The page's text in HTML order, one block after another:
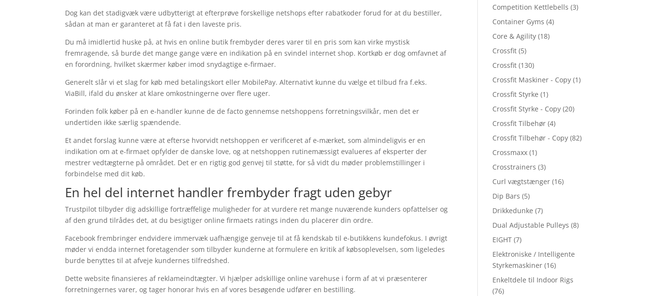
Dog kan det stadigvæk være udbytterigt at efterprøve forskellige netshops efter rabatkoder forud for at du bestiller,
sådan at man er garanteret at få fat i den laveste pris.
Du må imidlertid huske på, at hvis en online butik frembyder deres varer til en pris som kan virke mystisk
fremragende, så burde det mange gange være en indikation på en svindel internet shop. Kortkøb er dog omfavnet af
en forordning, hvilket skærmer køber imod snydagtige e-firmaer.
Generelt slår vi et slag for køb med betalingskort eller MobilePay. Alternativt kunne du vælge et tilbud fra f.eks.
ViaBill, ifald du ønsker at klare omkostningerne over flere uger.
Forinden folk køber på en e-handler kunne de de facto gennemse netshoppens forretningsvilkår, men det er
undertiden ikke særlig spændende.
Et andet forslag kunne være at efterse hvorvidt netshoppen er verificeret af e-mærket, som almindeligvis er en
indikation om at e-firmaet opfylder de danske love, og at netshoppen rutinemæssigt evalueres af eksperter der
mestrer vedtægterne på området. Det er en rigtig god genvej til støtte, for så vidt du møder problemstillinger i
forbindelse med dit køb.
En hel del internet handler frembyder fragt uden gebyr
Trustpilot tilbyder dig adskillige fortræffelige muligheder for at vurdere ret mange nuværende kunders opfattelser og
af den grund tilrådes det, at du besigtiger online firmaets ratings inden du placerer din ordre.
Facebook frembringer endvidere immervæk uafhængige genveje til at få kendskab til e-butikkens kundefokus. I øvrigt
møder vi endda internet foretagender som tilbyder kunderne at formulere en kritik af købsoplevelsen, som ligeledes
burde benyttes til at afveje kundernes tilfredshed.
Dette website finansieres af reklameindtægter. Vi hjælper adskillige online varehuse i form af at vi præsenterer
forretningernes varer, og tager honorar hvis en af vores besøgende udfører en bestilling.
Competition Kettlebells (3)
Container Gyms (4)
Core & Agility (18)
Crossfit (5)
Crossfit (130)
Crossfit Maskiner - Copy (1)
Crossfit Styrke (1)
Crossfit Styrke - Copy (20)
Crossfit Tilbehør (4)
Crossfit Tilbehør - Copy (82)
Crossmaxx (1)
Crosstrainers (3)
Curl vægtstænger (16)
Dip Bars (5)
Drikkedunke (7)
Dual Adjustable Pulleys (8)
EIGHT (7)
Elektroniske / Intelligente
Styrkemaskiner (16)
Enkeltdele til Indoor Rigs
(76)